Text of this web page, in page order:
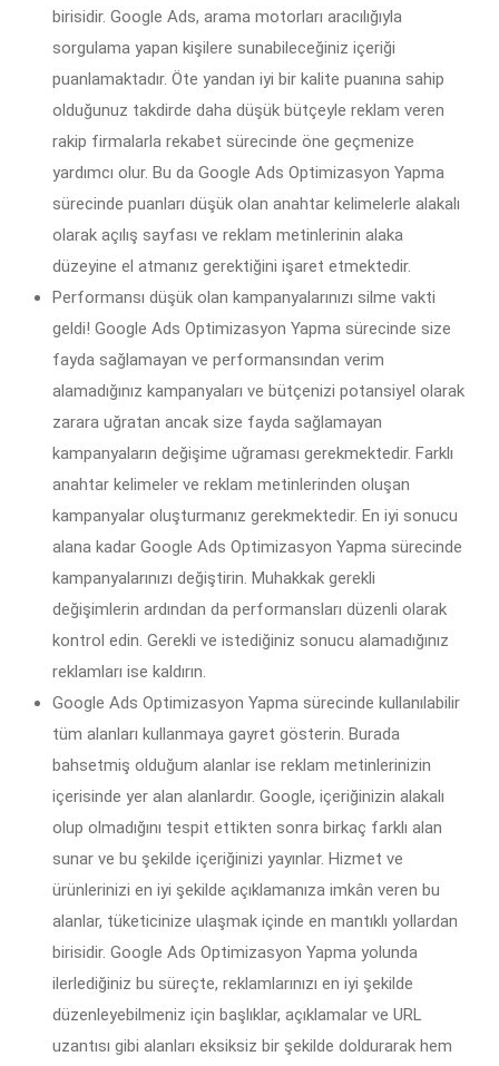
birisidir. Google Ads, arama motorları aracılığıyla
sorgulama yapan kişilere sunabileceğiniz içeriği
puanlamaktadır. Öte yandan iyi bir kalite puanına sahip
olduğunuz takdirde daha düşük bütçeyle reklam veren
rakip firmalarla rekabet sürecinde öne geçmenize
yardımcı olur. Bu da Google Ads Optimizasyon Yapma
sürecinde puanları düşük olan anahtar kelimelerle alakalı
olarak açılış sayfası ve reklam metinlerinin alaka
düzeyine el atmanız gerektiğini işaret etmektedir.
Performansı düşük olan kampanyalarınızı silme vakti
geldi! Google Ads Optimizasyon Yapma sürecinde size
fayda sağlamayan ve performansından verim
alamadığınız kampanyaları ve bütçenizi potansiyel olarak
zarara uğratan ancak size fayda sağlamayan
kampanyaların değişime uğraması gerekmektedir. Farklı
anahtar kelimeler ve reklam metinlerinden oluşan
kampanyalar oluşturmanız gerekmektedir. En iyi sonucu
alana kadar Google Ads Optimizasyon Yapma sürecinde
kampanyalarınızı değiştirin. Muhakkak gerekli
değişimlerin ardından da performansları düzenli olarak
kontrol edin. Gerekli ve istediğiniz sonucu alamadığınız
reklamları ise kaldırın.
Google Ads Optimizasyon Yapma sürecinde kullanılabilir
tüm alanları kullanmaya gayret gösterin. Burada
bahsetmiş olduğum alanlar ise reklam metinlerinizin
içerisinde yer alan alanlardır. Google, içeriğinizin alakalı
olup olmadığını tespit ettikten sonra birkaç farklı alan
sunar ve bu şekilde içeriğinizi yayınlar. Hizmet ve
ürünlerinizi en iyi şekilde açıklamanıza imkân veren bu
alanlar, tüketicinize ulaşmak içinde en mantıklı yollardan
birisidir. Google Ads Optimizasyon Yapma yolunda
ilerlediğiniz bu süreçte, reklamlarınızı en iyi şekilde
düzenleyebilmeniz için başlıklar, açıklamalar ve URL
uzantısı gibi alanları eksiksiz bir şekilde doldurarak hem